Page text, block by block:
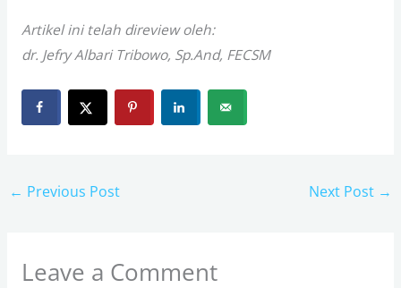
Artikel ini telah direview oleh:
dr. Jefry Albari Tribowo, Sp.And, FECSM
← Previous Post Next Post →
Leave a Comment